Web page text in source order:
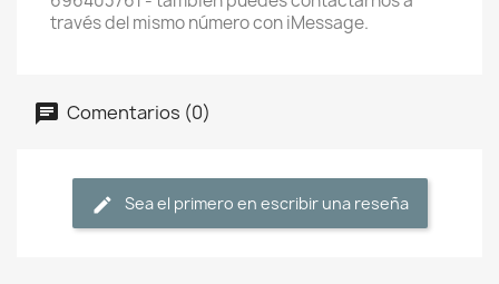
través del mismo número con iMessage.
Comentarios (0)
Sea el primero en escribir una reseña